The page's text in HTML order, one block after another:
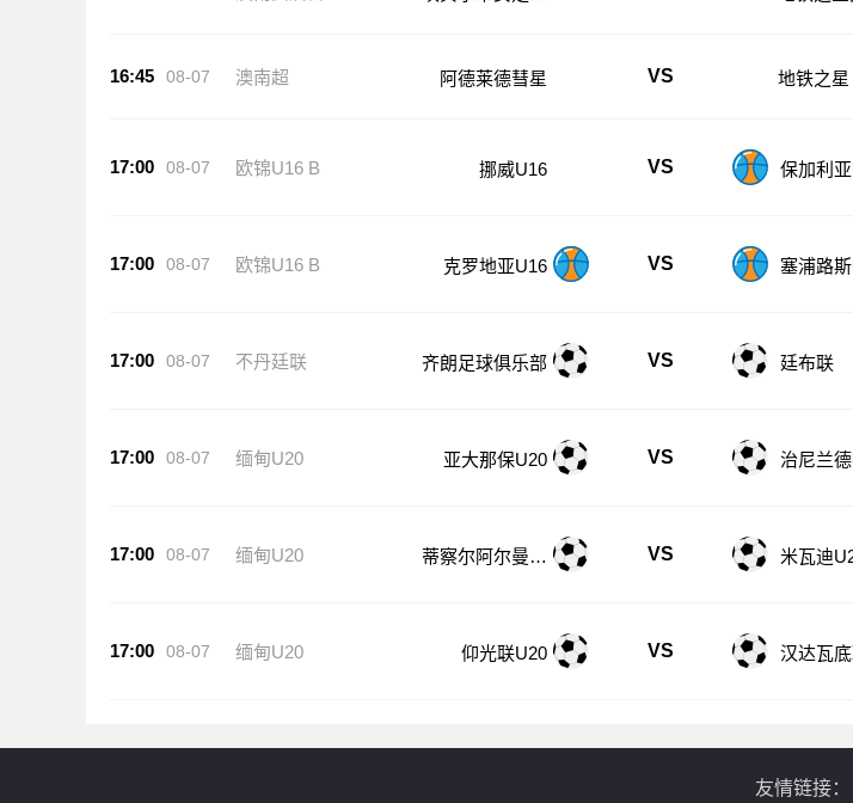
17:00 08-07 缅甸U20 亚大那保U20 VS 治尼兰
17:00 08-07 缅甸U20
蒂察尔阿尔曼U
VS 米瓦迪
17:00 08-07 缅甸U20 仰光联U20 VS 汉达瓦
友情链接：